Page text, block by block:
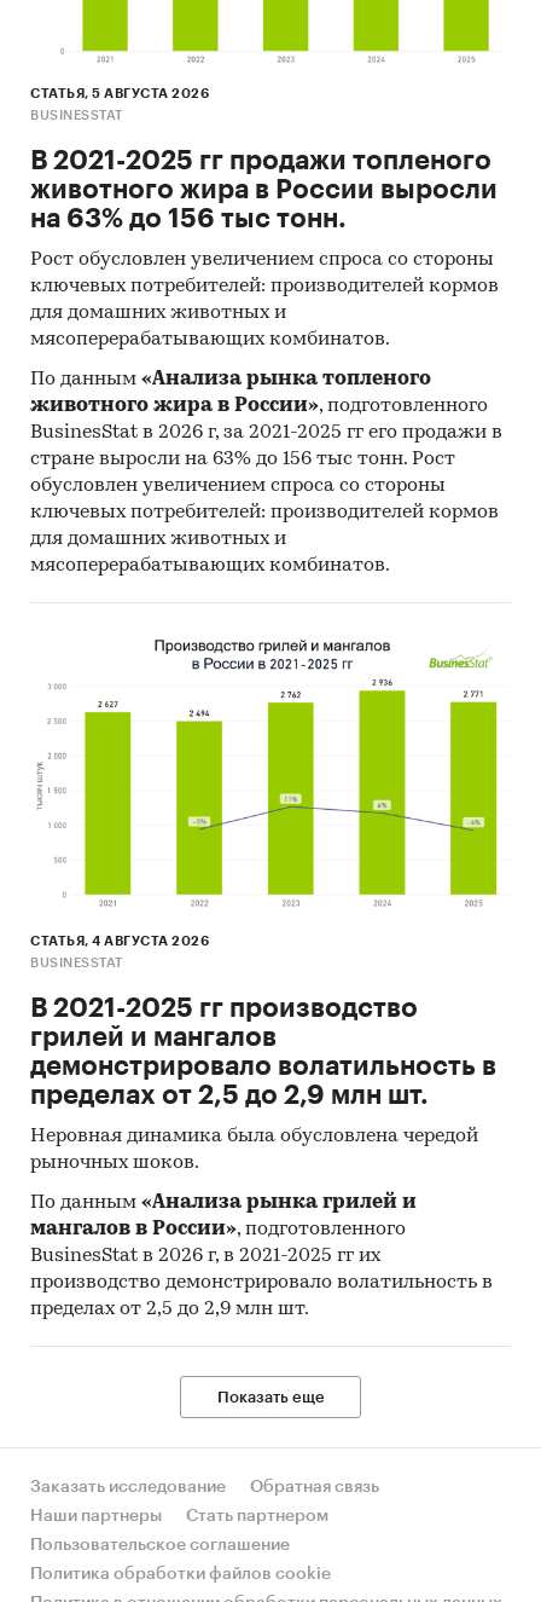
2. Базы данных ФТС РФ
3. Расчеты Discovery Research Group.
4. Интервью игроков рынка
5. Материалы исследовательских,
консалтинговых и финансовых компаний о
ситуации на рынке стекла и стеклотары
Категории: Потребительские товары
Алкогольные напитки / Крепкие напитки
Промышленность / ... / Алкогольные
напитки / Крепкие напитки
Россия
СТАТЬЯ, 5 АВГУСТА 2026
BUSINESSTAT
В 2021-2025 гг продажи топленого
животного жира в России выросли
на 63% до 156 тыс тонн.
Рост обусловлен увеличением спроса со стороны
ключевых потребителей: производителей кормов
для домашних животных и
мясоперерабатывающих комбинатов.
По данным «Анализа рынка топленого
животного жира в России», подготовленного
BusinesStat в 2026 г, за 2021-2025 гг его продажи в
стране выросли на 63% до 156 тыс тонн. Рост
обусловлен увеличением спроса со стороны
ключевых потребителей: производителей кормов
для домашних животных и
мясоперерабатывающих комбинатов.
СТАТЬЯ, 4 АВГУСТА 2026
BUSINESSTAT
В 2021-2025 гг производство
грилей и мангалов
демонстрировало волатильность в
пределах от 2,5 до 2,9 млн шт.
Неровная динамика была обусловлена чередой
рыночных шоков.
По данным «Анализа рынка грилей и
мангалов в России», подготовленного
BusinesStat в 2026 г, в 2021-2025 гг их
производство демонстрировало волатильность в
пределах от 2,5 до 2,9 млн шт.
Показать еще
Заказать исследование
Обратная связь
Наши партнеры
Стать партнером
Пользовательское соглашение
Политика обработки файлов cookie